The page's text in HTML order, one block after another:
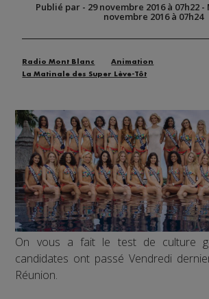
Publié par - 29 novembre 2016 à 07h22 -
novembre 2016 à 07h24
Radio Mont Blanc
Animation
La Matinale des Super Lève-Tôt
On vous a fait le test de culture
candidates ont passé Vendredi
Réunion.